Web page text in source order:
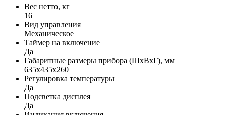
Вес нетто, кг
16
Вид управления
Механическое
Таймер на включение
Да
Габаритные размеры прибора (ШхВхГ), мм
635x435x260
Регулировка температуры
Да
Подсветка дисплея
Да